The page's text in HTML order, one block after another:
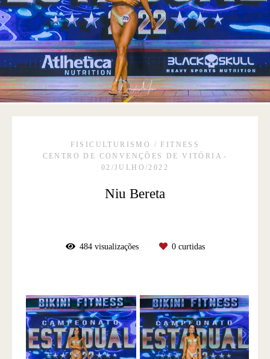
FISICULTURISMO / FITNESS
CENTRO DE CONVENÇÕES DE VITÓRIA
02/JULHO/2022
Niu Bereta
484visualizações 0curtidas